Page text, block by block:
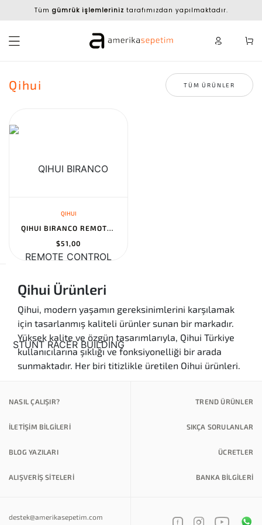
Tüm gümrük işlemleriniz tarafımızdan yapılmaktadır.
Qihui TÜM ÜRÜNLER
QIHUI
QIHUI BIRANCO REMOTE CONTROL STUNT RACER BUILDING KIT - RC CAR ST...
$51,00
Qihui Ürünleri
Qihui, modern yaşamın gereksinimlerini karşılamak
için tasarlanmış kaliteli ürünler sunan bir markadır.
Yüksek kalite ve özgün tasarımlarıyla, Qihui Türkiye
kullanıcılarına şıklığı ve fonksiyonelliği bir arada
sunmaktadır. Her biri titizlikle üretilen Qihui ürünleri,
tasarımlar, hem estetik hem de pratik çözümler
arayanlar için idealdir.
standartları hedefleyerek, kullanıcılarına
Özgün Tasarımlar:
Marka, sıradanlıktan uzak,
NASIL ÇALIŞIR? TREND ÜRÜNLER
İLETİŞİM BİLGİLERİ SIKÇA SORULANLAR
BLOG YAZILARI ÜCRETLER
ALIŞVERİŞ SİTELERİ BANKA BILGILERI
destek@amerikasepetim.com